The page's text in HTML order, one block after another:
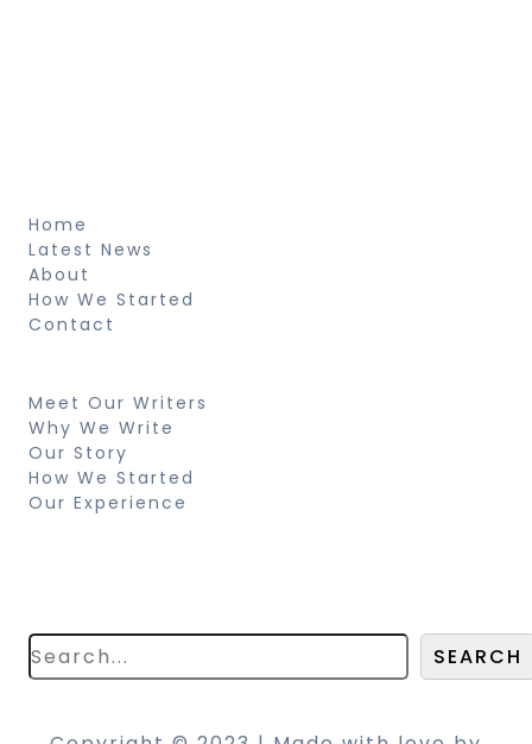
Home
Latest News
About
How We Started
Contact
Meet Our Writers
Why We Write
Our Story
How We Started
Our Experience
SEARCH